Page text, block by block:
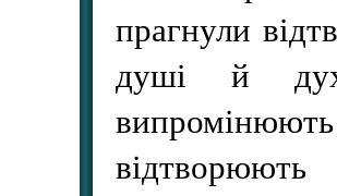
прагнули
душі й